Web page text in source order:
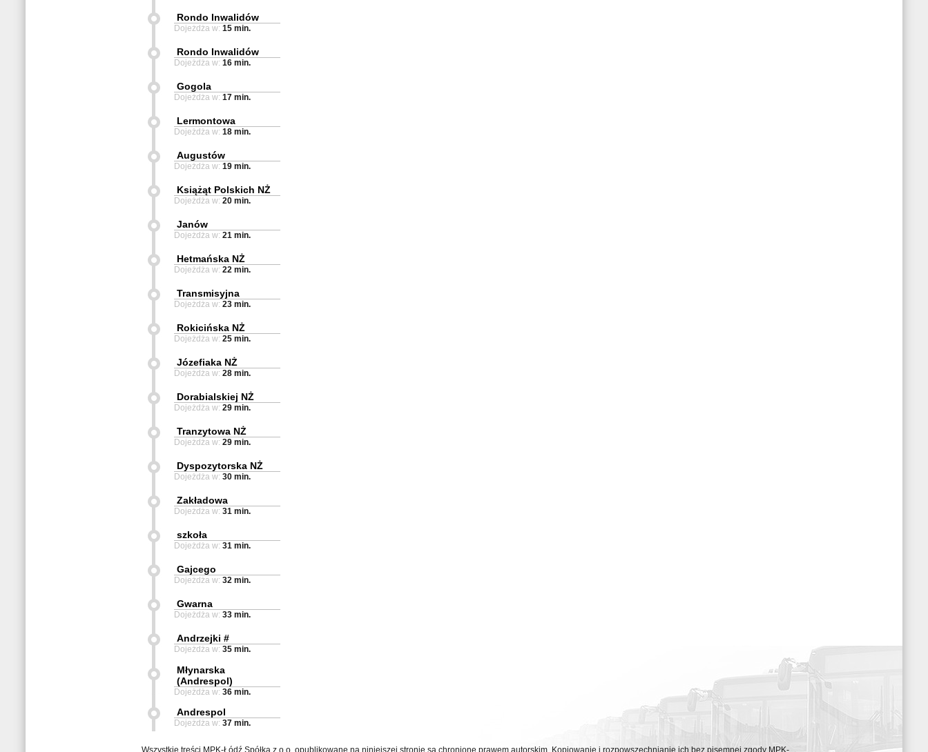
Rondo Inwalidów
Dojeżdża w: 15 min.
Rondo Inwalidów
Dojeżdża w: 16 min.
Gogola
Dojeżdża w: 17 min.
Lermontowa
Dojeżdża w: 18 min.
Augustów
Dojeżdża w: 19 min.
Książąt Polskich NŻ
Dojeżdża w: 20 min.
Janów
Dojeżdża w: 21 min.
Hetmańska NŻ
Dojeżdża w: 22 min.
Transmisyjna
Dojeżdża w: 23 min.
Rokicińska NŻ
Dojeżdża w: 25 min.
Józefiaka NŻ
Dojeżdża w: 28 min.
Dorabialskiej NŻ
Dojeżdża w: 29 min.
Tranzytowa NŻ
Dojeżdża w: 29 min.
Dyspozytorska NŻ
Dojeżdża w: 30 min.
Zakładowa
Dojeżdża w: 31 min.
szkoła
Dojeżdża w: 31 min.
Gajcego
Dojeżdża w: 32 min.
Gwarna
Dojeżdża w: 33 min.
Andrzejki #
Dojeżdża w: 35 min.
Młynarska
(Andrespol)
Dojeżdża w: 36 min.
Andrespol
Dojeżdża w: 37 min.
Wszystkie treści MPK-Łódź Spółka z o.o. opublikowane na niniejszej stronie są chronione prawem autorskim. Kopiowanie i rozpowszechnianie ich bez pisemnej zgody MPK-